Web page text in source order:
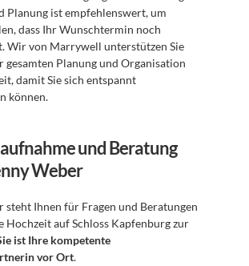
Planung ist empfehlenswert, um
dass Ihr Wunschtermin noch
Wir von Marrywell unterstützen Sie
gesamten Planung und Organisation
damit Sie sich entspannt
können.
und Beratung
Weber
steht Ihnen für Fragen und Beratungen
Hochzeit auf Schloss Kapfenburg zur
ist Ihre kompetente
vor Ort.